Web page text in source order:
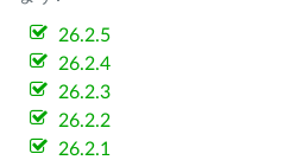
26.2.5
26.2.4
26.2.3
26.2.2
26.2.1